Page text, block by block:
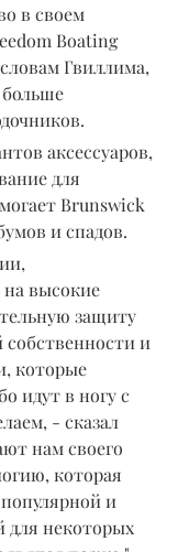
в своем
Boating
Гвиллима,
аксессуаров,
для
Brunswick
и спадов.
высокие
защиту
собственности и
которые
идут в ногу с
- сказал
нам своего
которая
и
для некоторых